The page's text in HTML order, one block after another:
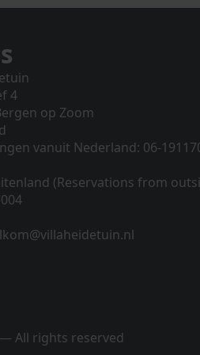
4
op Zoom
vanuit Nederland: 06-
(Reservations from
All rights reserved